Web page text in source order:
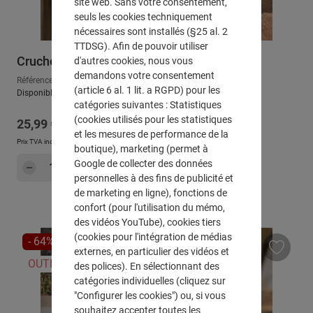
Cruche "Senteur d'été"
Référence : 540067
Disponible, délai de livraison : env. 2-3 jours ouvrables
Prix régulier :
25,99 €
Prix TVA incluse, en sus
Quantité de produit : Entrez la quantité
Dans le panier
RÉDUCTION
- 64%
OUTLET
seuls les cookies techniquement
nécessaires sont installés (§25 al. 2
TTDSG). Afin de pouvoir utiliser
d'autres cookies, nous vous
demandons votre consentement
(article 6 al. 1 lit. a RGPD) pour les
catégories suivantes : Statistiques
(cookies utilisés pour les statistiques
et les mesures de performance de la
boutique), marketing (permet à
Google de collecter des données
personnelles à des fins de publicité et
de marketing en ligne), fonctions de
confort (pour l'utilisation du mémo,
des vidéos YouTube), cookies tiers
(cookies pour l'intégration de médias
externes, en particulier des vidéos et
des polices). En sélectionnant des
catégories individuelles (cliquez sur
"Configurer les cookies") ou, si vous
souhaitez accepter toutes les